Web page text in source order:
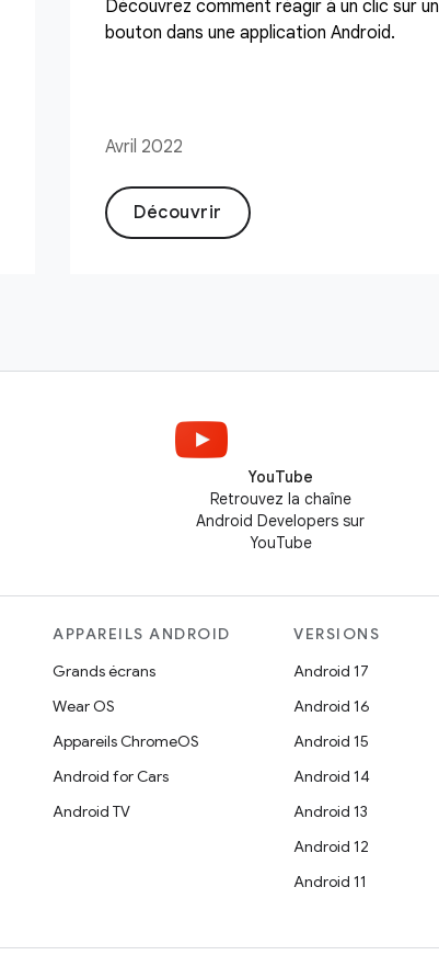
Découvrez comment réagir à un clic sur un
bouton dans une application Android.
Avril 2022
Découvrir
YouTube
Retrouvez la chaîne
Android Developers sur
YouTube
APPAREILS ANDROID
Grands écrans
Wear OS
Appareils ChromeOS
Android for Cars
Android TV
VERSIONS
Android 17
Android 16
Android 15
Android 14
Android 13
Android 12
Android 11